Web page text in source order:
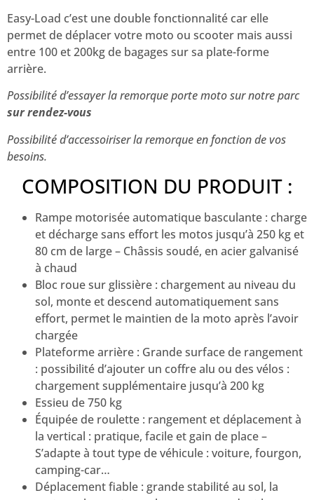
Easy-Load c’est une double fonctionnalité car elle
permet de déplacer votre moto ou scooter mais aussi
entre 100 et 200kg de bagages sur sa plate-forme
arrière.
Possibilité d’essayer la remorque porte moto sur notre parc
sur rendez-vous
Possibilité d’accessoiriser la remorque en fonction de vos
besoins.
COMPOSITION DU PRODUIT :
Rampe motorisée automatique basculante : charge
et décharge sans effort les motos jusqu’à 250 kg et
80 cm de large – Châssis soudé, en acier galvanisé
à chaud
Bloc roue sur glissière : chargement au niveau du
sol, monte et descend automatiquement sans
effort, permet le maintien de la moto après l’avoir
chargée
Plateforme arrière : Grande surface de rangement
: possibilité d’ajouter un coffre alu ou des vélos :
chargement supplémentaire jusqu’à 200 kg
Essieu de 750 kg
Équipée de roulette : rangement et déplacement à
la vertical : pratique, facile et gain de place –
S’adapte à tout type de véhicule : voiture, fourgon,
camping-car…
Déplacement fiable : grande stabilité au sol, la